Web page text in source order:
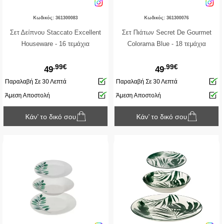
Κωδικός: 361300083
Σετ Δείπνου Staccato Excellent
Houseware - 16 τεμάχια
49.99€
Παραλαβή Σε 30 Λεπτά
Άμεση Αποστολή
Κάν’ το δικό σου
Κωδικός: 361300076
Σετ Πιάτων Secret De Gourmet
Colorama Blue - 18 τεμάχια
49.99€
Παραλαβή Σε 30 Λεπτά
Άμεση Αποστολή
Κάν’ το δικό σου